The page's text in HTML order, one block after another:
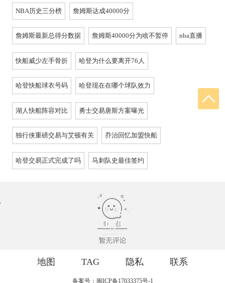
NBA历史三分榜 詹姆斯达成40000分
詹姆斯最新总得分数据 詹姆斯40000分为啥不暂停 nba直播
快船威少左手骨折 哈登为什么要离开76人
哈登快船球衣号码 哈登现在在哪个球队效力
湖人快船阵容对比 勇士交易唐斯方案曝光
独行侠重磅交易与艾顿有关 乔治回忆加盟快船
哈登交易正式完成了吗 马刺队史最佳签约
地图 TAG 隐私 联系
备案号：闽ICP备17033375号-1